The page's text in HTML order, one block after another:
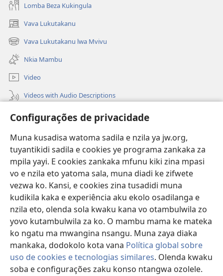
Configurações de privacidade
Muna kusadisa watoma sadila e nzila ya jw.org,
tuyantikidi sadila e cookies ye programa zankaka za
mpila yayi. E cookies zankaka mfunu kiki zina mpasi
vo e nzila eto yatoma sala, muna diadi ke zifwete
vezwa ko. Kansi, e cookies zina tusadidi muna
kudikila kaka e experiência aku ekolo osadilanga e
nzila eto, olenda sola kwaku kana vo otambulwila zo
yovo kutambulwila za ko. O mambu mama ke mateka
ko ngatu ma mwangina nsangu. Muna zaya diaka
mankaka, dodokolo kota vana Política global sobre
uso de cookies e tecnologias similares. Olenda kwaku
soba e configurações zaku konso ntangwa ozolele.
Lomba Beza Kukingula
Vava Lukutakanu
(opens
new
window)
Vava Lukutakanu lwa Mvivu
(opens
new
window)
Nkia Mambu
Video
Videos with Audio Descriptions
Vavulula
(opens
new
window)LUNDILU DIA NKANDA mia Mbangi za Yave mu Internete™
(opens
new
window)JW Hub
(opens
new
window)Aplicativo JW Library ®